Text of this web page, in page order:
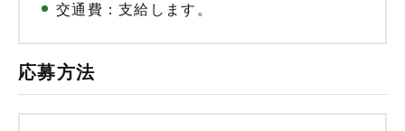
交通費：支給します。
応募方法